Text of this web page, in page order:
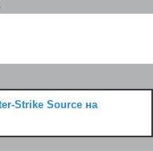
Strike Source на